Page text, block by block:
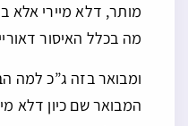
מותר, דלא מיירי אלא
מה בכלל האיסור
ומבואר בזה ג”כ למה
המבואר שם כיון דלא